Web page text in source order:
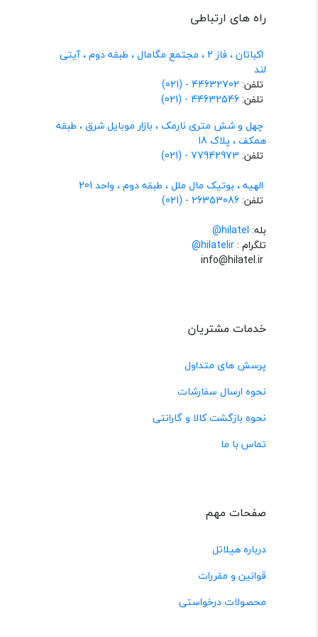
راه های ارتباطی
اکباتان ، فاز 2 ، مجتمع مگامال ، طبقه دوم ، آیتی
لند
تلفن: 44632702 - (021)
تلفن:44632546 - (021)
چهل و شش متری نارمک ، بازار موبایل شرق ، طبقه
همکف ، پلاک 18
تلفن: 77942973 - (021)
الهیه ، بوتیک مال ملل ، طبقه دوم ، واحد 201
تلفن:26353086 - (021)
بله: hilatel@
تلگرام :@hilatelir
خدمات مشتریان
پرسش های متداول
نحوه ارسال سفارشات
نحوه بازگشت کالا و گارانتی
تماس با ما
صفحات مهم
درباره هیلاتل
قوانین و مقررات
محصولات درخواستی